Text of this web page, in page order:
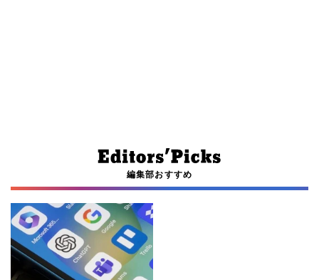
編集部おすすめ